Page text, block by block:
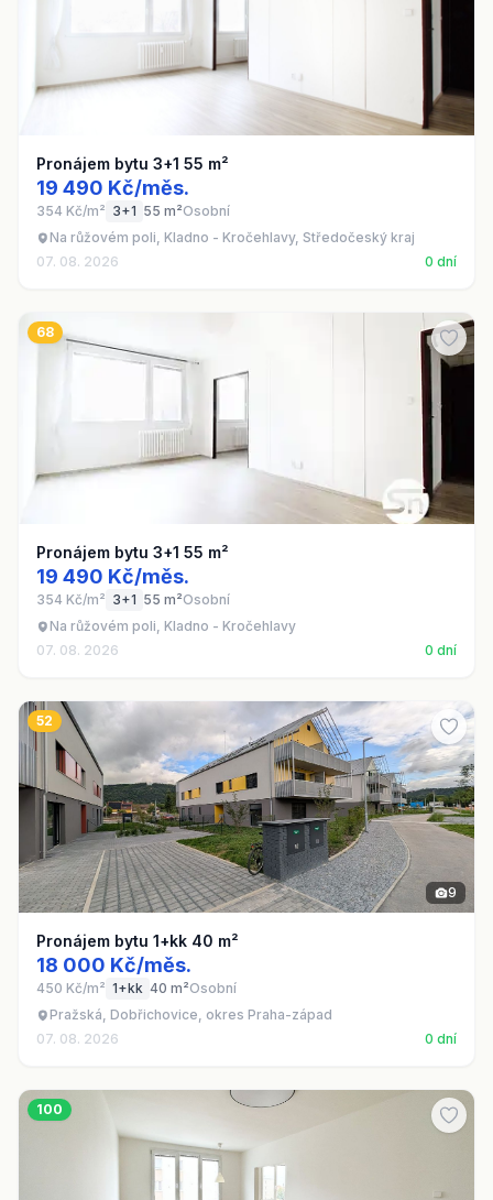
Pronájem bytu 3+1 55 m²
19 490 Kč/měs.
354 Kč/m² 3+1 55 m²Osobní
Na růžovém poli, Kladno - Kročehlavy, Středočeský kraj
07. 08. 2026
0 dní
68
Pronájem bytu 3+1 55 m²
19 490 Kč/měs.
354 Kč/m² 3+1 55 m²Osobní
Na růžovém poli, Kladno - Kročehlavy
07. 08. 2026
0 dní
52
9
Pronájem bytu 1+kk 40 m²
18 000 Kč/měs.
450 Kč/m² 1+kk 40 m²Osobní
Pražská, Dobřichovice, okres Praha-západ
07. 08. 2026
0 dní
100